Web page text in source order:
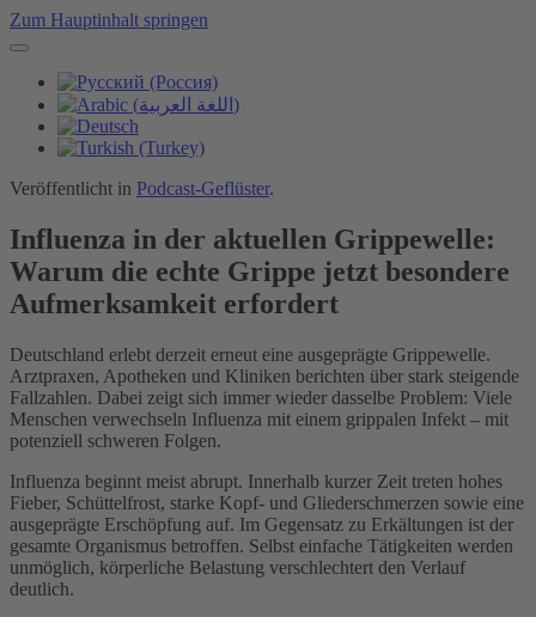
Zum Hauptinhalt springen
Veröffentlicht in Podcast-Geflüster.
Influenza in der aktuellen Grippewelle:
Warum die echte Grippe jetzt besondere
Aufmerksamkeit erfordert
Deutschland erlebt derzeit erneut eine ausgeprägte Grippewelle.
Arztpraxen, Apotheken und Kliniken berichten über stark steigende
Fallzahlen. Dabei zeigt sich immer wieder dasselbe Problem: Viele
Menschen verwechseln Influenza mit einem grippalen Infekt – mit
potenziell schweren Folgen.
Influenza beginnt meist abrupt. Innerhalb kurzer Zeit treten hohes
Fieber, Schüttelfrost, starke Kopf- und Gliederschmerzen sowie eine
ausgeprägte Erschöpfung auf. Im Gegensatz zu Erkältungen ist der
gesamte Organismus betroffen. Selbst einfache Tätigkeiten werden
unmöglich, körperliche Belastung verschlechtert den Verlauf
deutlich.